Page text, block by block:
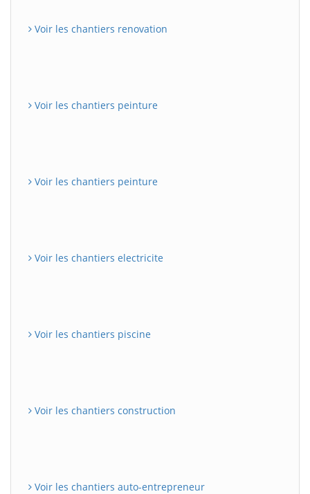
Voir les chantiers renovation
Voir les chantiers peinture
Voir les chantiers peinture
Voir les chantiers electricite
Voir les chantiers piscine
Voir les chantiers construction
Voir les chantiers auto-entrepreneur